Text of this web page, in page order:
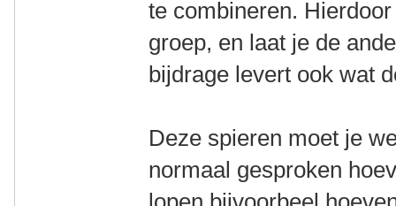
te combineren.
groep, en laat je de
bijdrage levert ook wat
Deze spieren moet je
normaal gesproken